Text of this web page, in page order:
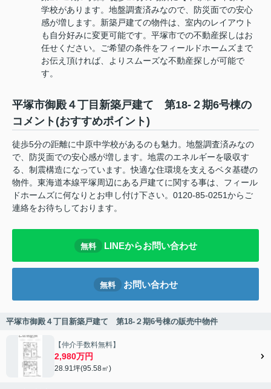
学校があります。地盤調査済みなので、防災面での安心
感が増します。新築戸建ての物件は、室内のレイアウト
も自分好みに変更可能です。平塚市での不動産探しはお
任せください。ご希望の条件をフィールドホームズまで
お伝え頂ければ、よりスムーズな不動産探しが可能で
す。
平塚市御殿４丁目新築戸建て 第18-２期6号棟の
コメント(おすすめポイント)
徒歩5分の距離に中原中学校があるのも魅力。地盤調査済みなの
で、防災面での安心感が増します。地震のエネルギーを吸収す
る、制震構造になっています。快適な住環境を支えるベタ基礎の
物件。東海道本線平塚周辺にある戸建てに関する事は、フィール
ドホームズに何なりとお申し付け下さい。0120-85-0251からご
連絡をお待ちしております。
無料 LINEからお問い合わせ
無料 お問い合わせ
平塚市御殿４丁目新築戸建て 第18-２期6号棟の販売中物件
【仲介手数料無料】
2,980万円
28.91坪(95.58㎡)